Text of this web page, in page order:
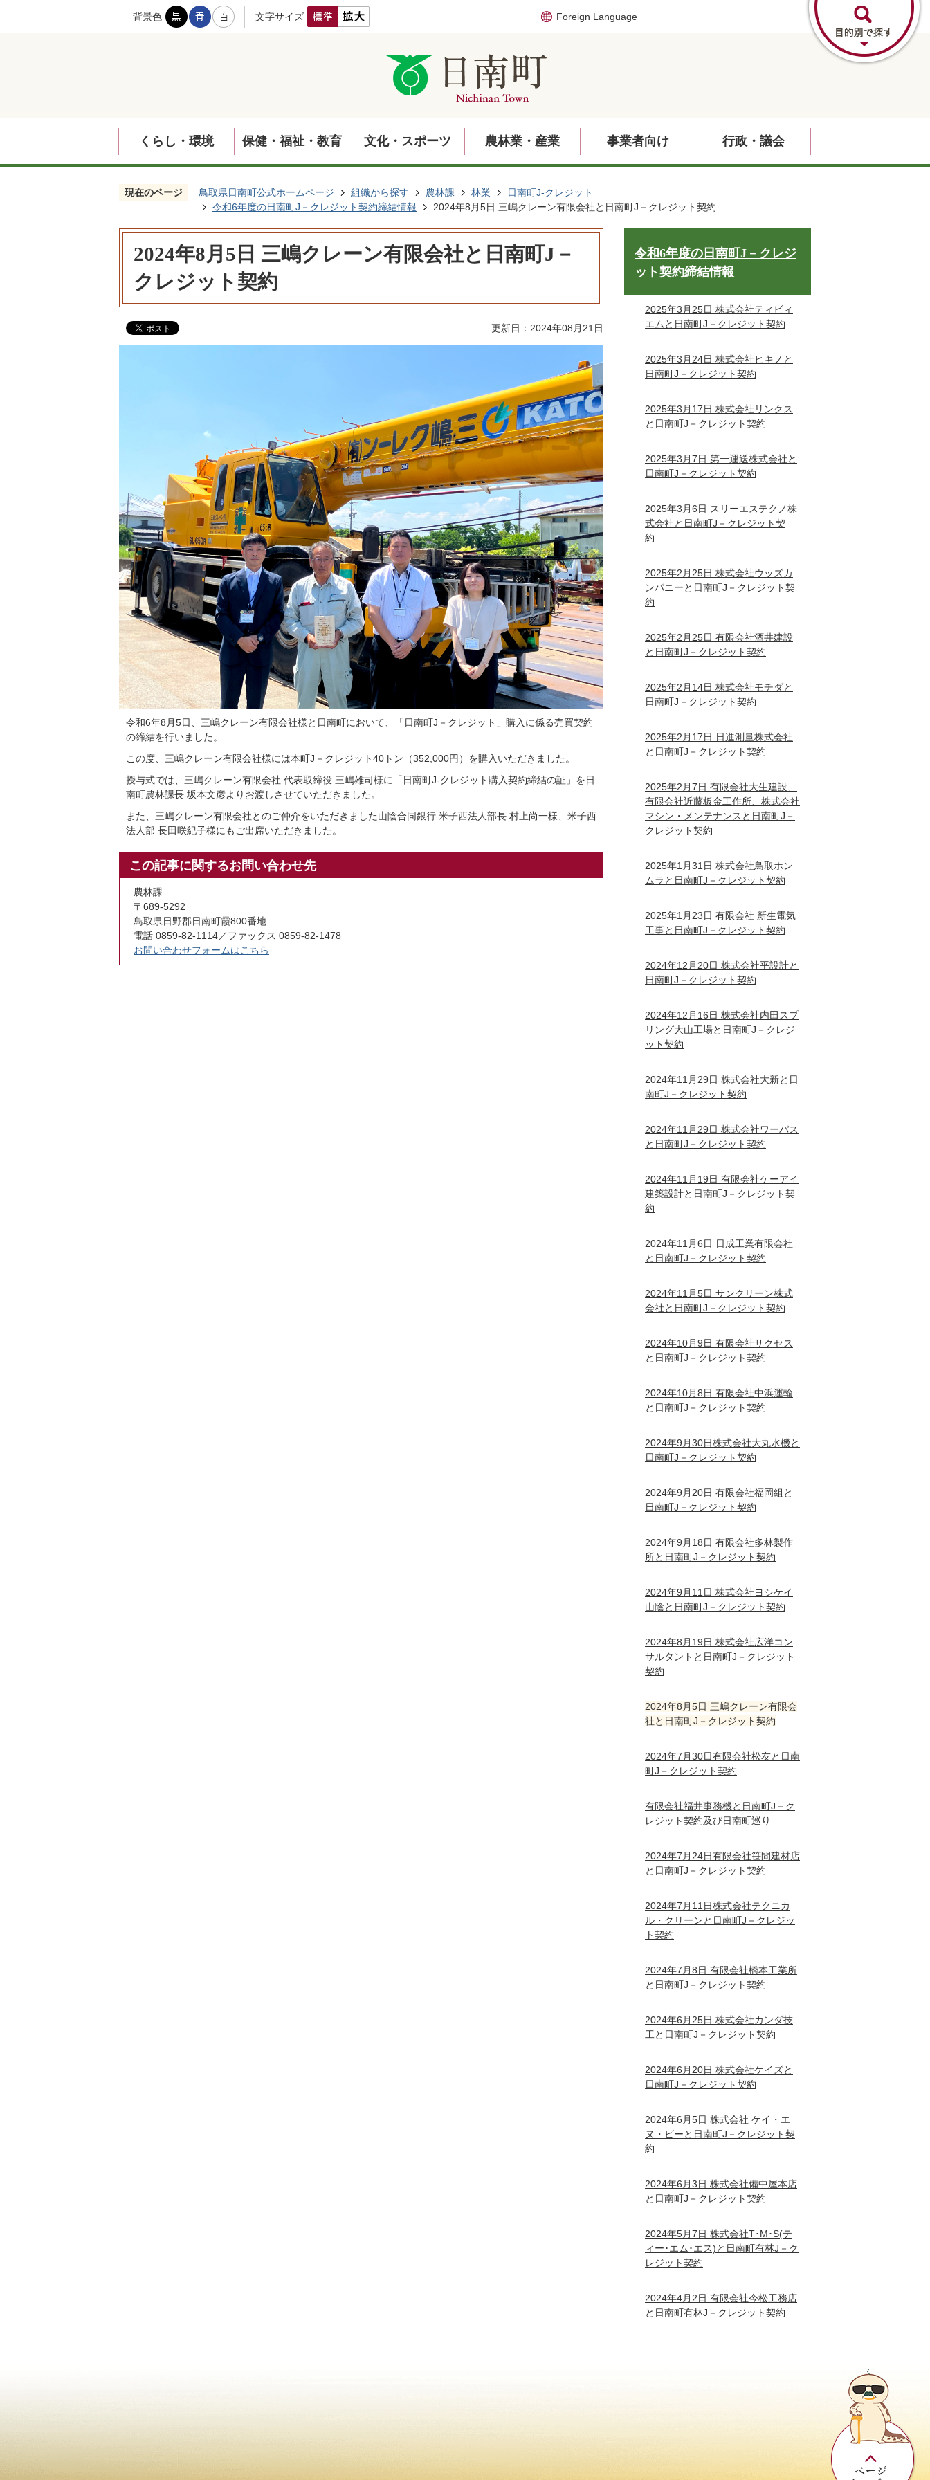
背景色 文字サイズ Foreign Language
くらし・環境 保健・福祉・教育 文化・スポーツ 農林業・産業 事業者向け 行政・議会
現在のページ 鳥取県日南町公式ホームページ 組織から探す 農林課 林業
日南町J-クレジット
令和6年度の日南町J－クレジット契約締結情報
2024年8月5日 三嶋クレーン有限会社と日南町J－クレジット契約
2024年8月5日 三嶋クレーン有限会社と日南町J－
クレジット契約
更新日：2024年08月21日
令和6年8月5日、三嶋クレーン有限会社様と日南町において、「日南町J－クレジット」購入に係る売買契約
の締結を行いました。
この度、三嶋クレーン有限会社様には本町J－クレジット40トン（352,000円）を購入いただきました。
授与式では、三嶋クレーン有限会社 代表取締役 三嶋雄司様に「日南町J-クレジット購入契約締結の証」を日
南町農林課長 坂本文彦よりお渡しさせていただきました。
また、三嶋クレーン有限会社とのご仲介をいただきました山陰合同銀行 米子西法人部長 村上尚一様、米子西
法人部 長田咲紀子様にもご出席いただきました。
この記事に関するお問い合わせ先
農林課
〒689-5292
鳥取県日野郡日南町霞800番地
電話 0859-82-1114／ファックス 0859-82-1478
お問い合わせフォームはこちら
令和6年度の日南町J－クレジ
ット契約締結情報
2025年3月25日 株式会社ティビィ
エムと日南町J－クレジット契約
2025年3月24日 株式会社ヒキノと
日南町J－クレジット契約
2025年3月17日 株式会社リンクス
と日南町J－クレジット契約
2025年3月7日 第一運送株式会社と
日南町J－クレジット契約
2025年3月6日 スリーエステクノ株
式会社と日南町J－クレジット契
約
2025年2月25日 株式会社ウッズカ
ンパニーと日南町J－クレジット契
約
2025年2月25日 有限会社酒井建設
と日南町J－クレジット契約
2025年2月14日 株式会社モチダと
日南町J－クレジット契約
2025年2月17日 日進測量株式会社
と日南町J－クレジット契約
2025年2月7日 有限会社大生建設、
有限会社近藤板金工作所、株式会社
マシン・メンテナンスと日南町J－
クレジット契約
2025年1月31日 株式会社鳥取ホン
ムラと日南町J－クレジット契約
2025年1月23日 有限会社 新生電気
工事と日南町J－クレジット契約
2024年12月20日 株式会社平設計と
日南町J－クレジット契約
2024年12月16日 株式会社内田スプ
リング大山工場と日南町J－クレジ
ット契約
2024年11月29日 株式会社大新と日
南町J－クレジット契約
2024年11月29日 株式会社ワーパス
と日南町J－クレジット契約
2024年11月19日 有限会社ケーアイ
建築設計と日南町J－クレジット契
約
2024年11月6日 日成工業有限会社
と日南町J－クレジット契約
2024年11月5日 サンクリーン株式
会社と日南町J－クレジット契約
2024年10月9日 有限会社サクセス
と日南町J－クレジット契約
2024年10月8日 有限会社中浜運輸
と日南町J－クレジット契約
2024年9月30日株式会社大丸水機と
日南町J－クレジット契約
2024年9月20日 有限会社福岡組と
日南町J－クレジット契約
2024年9月18日 有限会社多林製作
所と日南町J－クレジット契約
2024年9月11日 株式会社ヨシケイ
山陰と日南町J－クレジット契約
2024年8月19日 株式会社広洋コン
サルタントと日南町J－クレジット
契約
2024年8月5日 三嶋クレーン有限会
社と日南町J－クレジット契約
2024年7月30日有限会社松友と日南
町J－クレジット契約
有限会社福井事務機と日南町J－ク
レジット契約及び日南町巡り
2024年7月24日有限会社笹間建材店
と日南町J－クレジット契約
2024年7月11日株式会社テクニカ
ル・クリーンと日南町J－クレジッ
ト契約
2024年7月8日 有限会社橋本工業所
と日南町J－クレジット契約
2024年6月25日 株式会社カンダ技
工と日南町J－クレジット契約
2024年6月20日 株式会社ケイズと
日南町J－クレジット契約
2024年6月5日 株式会社 ケイ・エ
ヌ・ビーと日南町J－クレジット契
約
2024年6月3日 株式会社備中屋本店
と日南町J－クレジット契約
2024年5月7日 株式会社T･M･S(テ
ィー･エム･エス)と日南町有林J－ク
レジット契約
2024年4月2日 有限会社今松工務店
と日南町有林J－クレジット契約